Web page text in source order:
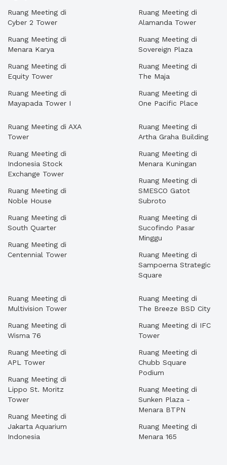
Ruang Meeting di
Cyber 2 Tower
Ruang Meeting di
Menara Karya
Ruang Meeting di
Equity Tower
Ruang Meeting di
Mayapada Tower I
Ruang Meeting di
Alamanda Tower
Ruang Meeting di
Sovereign Plaza
Ruang Meeting di
The Maja
Ruang Meeting di
One Pacific Place
Ruang Meeting di AXA
Tower
Ruang Meeting di
Indonesia Stock
Exchange Tower
Ruang Meeting di
Noble House
Ruang Meeting di
South Quarter
Ruang Meeting di
Centennial Tower
Ruang Meeting di
Artha Graha Building
Ruang Meeting di
Menara Kuningan
Ruang Meeting di
SMESCO Gatot
Subroto
Ruang Meeting di
Sucofindo Pasar
Minggu
Ruang Meeting di
Sampoerna Strategic
Square
Ruang Meeting di
Multivision Tower
Ruang Meeting di
Wisma 76
Ruang Meeting di
APL Tower
Ruang Meeting di
Lippo St. Moritz
Tower
Ruang Meeting di
Jakarta Aquarium
Indonesia
Ruang Meeting di
The Breeze BSD City
Ruang Meeting di IFC
Tower
Ruang Meeting di
Chubb Square
Podium
Ruang Meeting di
Sunken Plaza -
Menara BTPN
Ruang Meeting di
Menara 165